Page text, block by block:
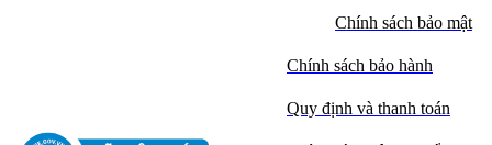
Chính sách bảo mật
Chính sách bảo hành
Quy định và thanh toán